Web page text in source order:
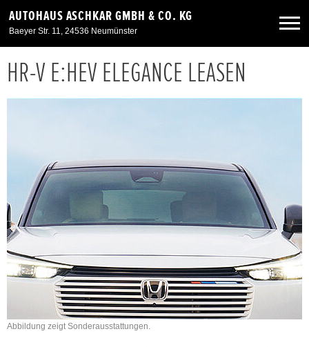
AUTOHAUS ASCHKAR GMBH & CO. KG
Baeyer Str. 11, 24536 Neumünster
Neuwagen
Service & Zubehör
Unser Autohaus
HR-V E:HEV ELEGANCE LEASEN
Abbildung zeigt Sonderausstattungen.